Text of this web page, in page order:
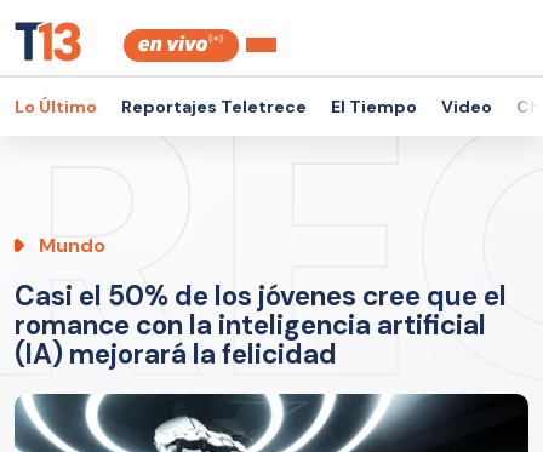
Lo Último Reportajes Teletrece El Tiempo Video
Mundo
Casi el 50% de los jóvenes cree que el
romance con la inteligencia artificial
(IA) mejorará la felicidad